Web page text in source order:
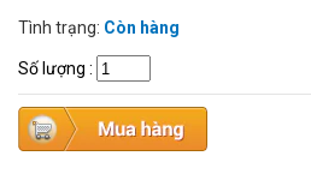
Tình trạng: Còn hàng
Số lượng :